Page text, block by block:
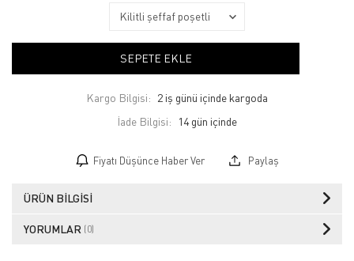
SEPETE EKLE
Kargo Bilgisi: 2 iş günü içinde kargoda
İade Bilgisi:
Fiyatı Düşünce Haber Ver Paylaş
ÜRÜN BILGISI
YORUMLAR (0)